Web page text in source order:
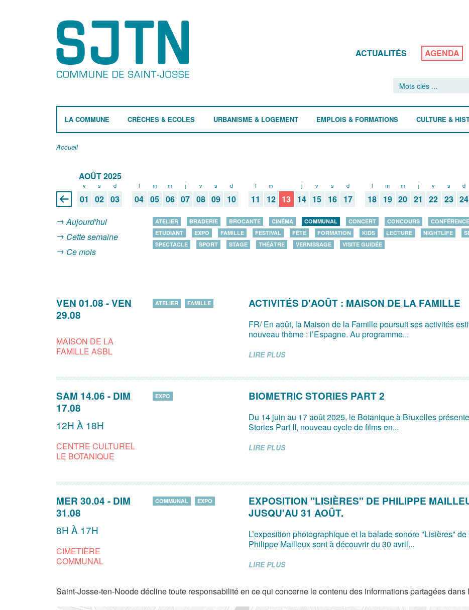
ACTUALITÉS AGENDA
LA COMMUNE CRÈCHES & ECOLES URBANISME & LOGEMENT EMPLOIS & FORMATIONS CULTURE &
Accueil
AOÛT 2025
v
01
s
02
d
03
l
04
m
05
m
06
j
07
v
08
s
09
d
10
l
11
m
12 13
j
14
v
15
s
16
d
17
l
18
m
19
m
20
j
21
v
22
s
23
d
24
Aujourd'hui
Cette semaine
Ce mois
ATELIER BRADERIE BROCANTE CINÉMA COMMUNAL CONCERT CONCOURS CONFÉRENCE
ETUDIANT
EXPO FAMILLE FESTIVAL FÊTE FORMATION KIDS LECTURE NIGHTLIFE
SPECTACLE
SPORT STAGE THÉÂTRE VERNISSAGE VISITE GUIDÉE
VEN 01.08 -VEN
29.08
MAISON DE LA
FAMILLE ASBL
ATELIER FAMILLE ACTIVITÉS D'AOÛT : MAISON DE LA FAMILLE
FR/ En août, la Maison de la Famille poursuit ses activités
nouveau thème : l’Espagne. Au programme...
LIRE PLUS
SAM 14.06 - DIM
17.08
12H À 18H
CENTRE CULTUREL
LE BOTANIQUE
EXPO BIOMETRIC STORIES PART 2
Du 14 juin au 17 août 2025, le Botanique à Bruxelles
Stories Part II, nouveau cycle de films en...
LIRE PLUS
MER 30.04 - DIM
31.08
8H À 17H
CIMETIÈRE
COMMUNAL
COMMUNAL EXPO
EXPOSITION "LISIÈRES" DE PHILIPPE
JUSQU'AU 31 AOÛT.
L’exposition photographique et la balade sonore "Lisières"
Philippe Mailleux sont à découvrir du 30 avril...
LIRE PLUS
Saint-Josse-ten-Noode décline toute responsabilité en ce qui concerne le contenu des informations partagées dans